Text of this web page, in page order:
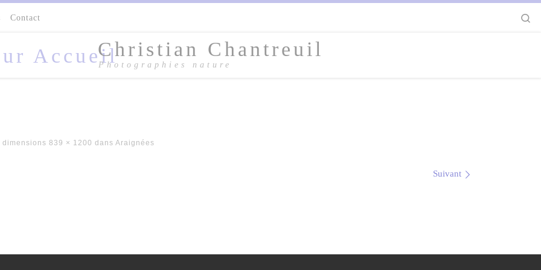
Contact
Christian Chantreuil
Photographies nature
dimensions 839 × 1200 dans Araignées
Suivant